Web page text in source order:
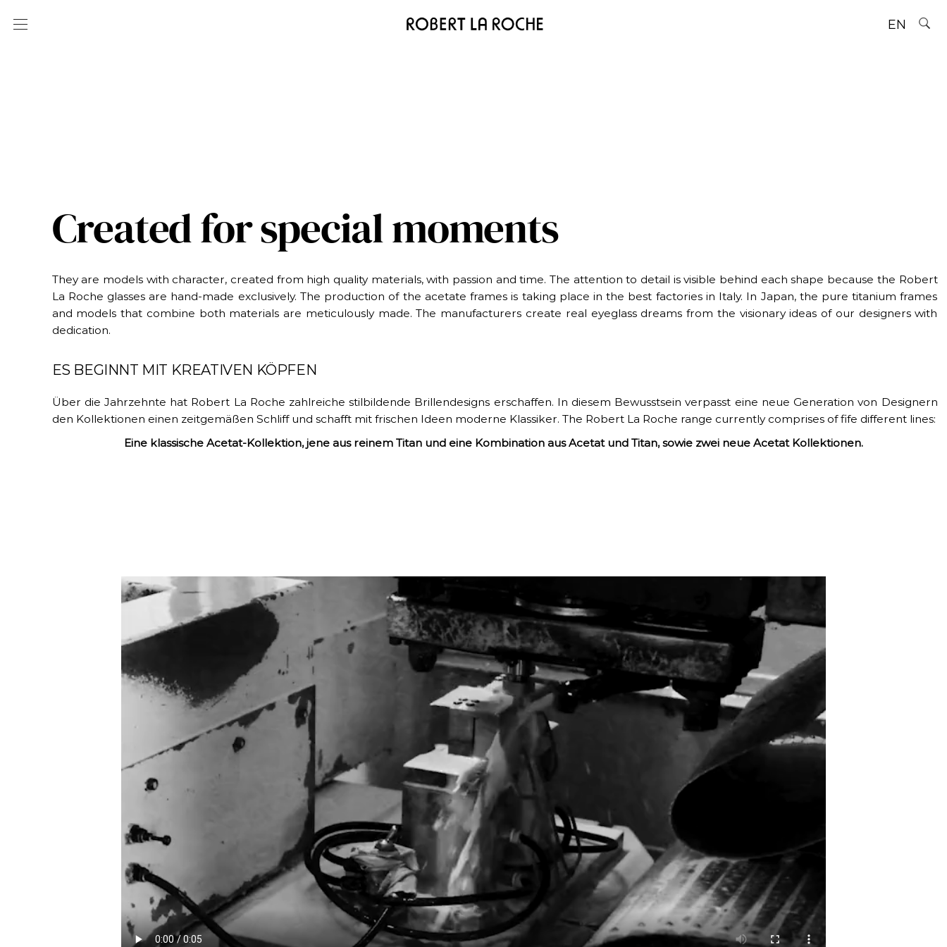
EN
Created for special moments
They are models with character, created from high quality materials, with passion and time. The attention to detail is visible behind each shape because the Robert
La Roche glasses are hand-made exclusively. The production of the acetate frames is taking place in the best factories in Italy. In Japan, the pure titanium frames
and models that combine both materials are meticulously made. The manufacturers create real eyeglass dreams from the visionary ideas of our designers with
dedication.
ES BEGINNT MIT KREATIVEN KÖPFEN
Über die Jahrzehnte hat Robert La Roche zahlreiche stilbildende Brillendesigns erschaffen. In diesem Bewusstsein verpasst eine neue Generation von Designern
den Kollektionen einen zeitgemäßen Schliff und schafft mit frischen Ideen moderne Klassiker. The Robert La Roche range currently comprises offife different lines:
Eine klassische Acetat-Kollektion, jene aus reinem Titan und eine Kombination aus Acetat und Titan, sowie zwei neue Acetat Kollektionen.